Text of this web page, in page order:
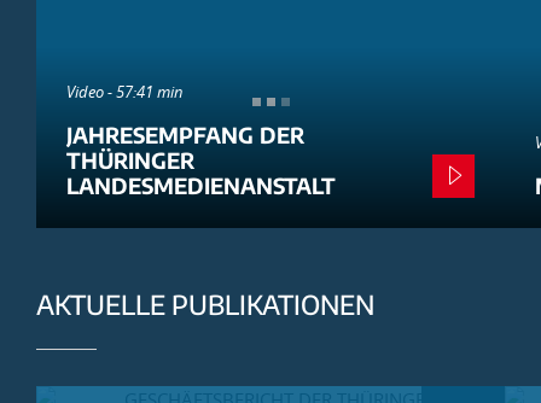
Video - 57:41 min
JAHRESEMPFANG DER
THÜRINGER
LANDESMEDIENANSTALT
AKTUELLE PUBLIKATIONEN